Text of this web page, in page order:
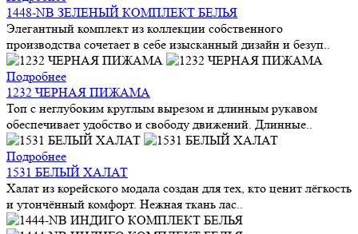
1448-NB ЗЕЛЕНЫЙ КОМПЛЕКТ БЕЛЬЯ
Элегантный комплект из коллекции собственного
производства сочетает в себе изысканный дизайн и безуп..
Подробнее
1232 ЧЕРНАЯ ПИЖАМА
Топ с неглубоким круглым вырезом и длинным рукавом
обеспечивает удобство и свободу движений. Длинные..
Подробнее
1531 БЕЛЫЙ ХАЛАТ
Халат из корейского модала создан для тех, кто ценит лёгкость
и утончённый комфорт. Нежная ткань лас..